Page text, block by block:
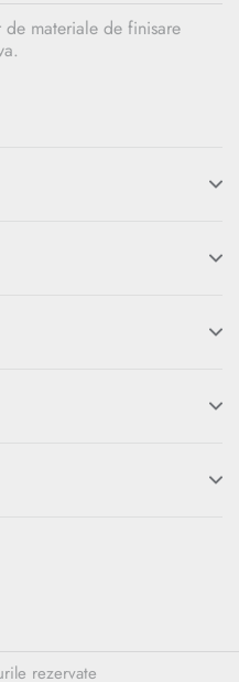
materiale de finisare
rezervate